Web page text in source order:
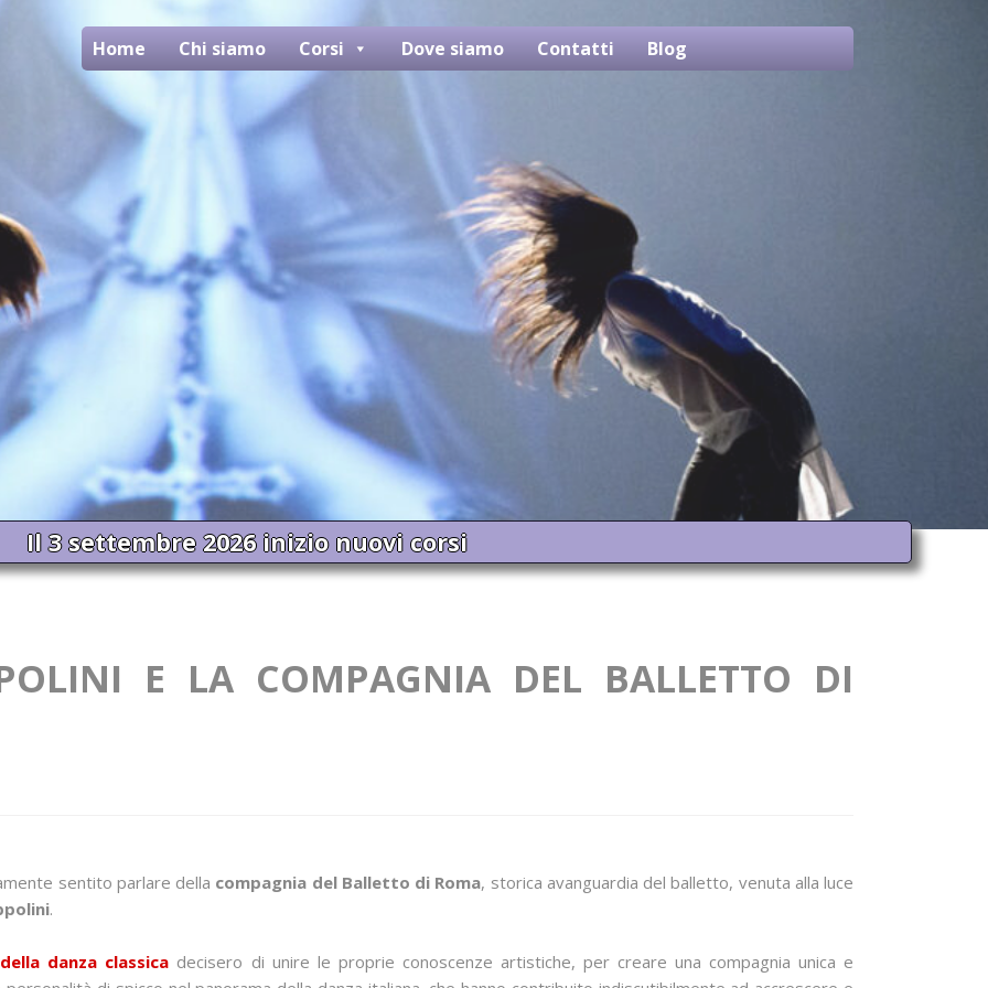
Home Chi siamo Corsi Dove siamo Contatti Blog
Il 3 settembre 2026 inizio nuovi corsi
E LA COMPAGNIA DEL BALLETTO DI
sentito parlare della compagnia del Balletto di Roma, storica avanguardia del balletto, venuta alla luce
.
della danza classica decisero di unire le proprie conoscenze artistiche, per creare una compagnia unica e